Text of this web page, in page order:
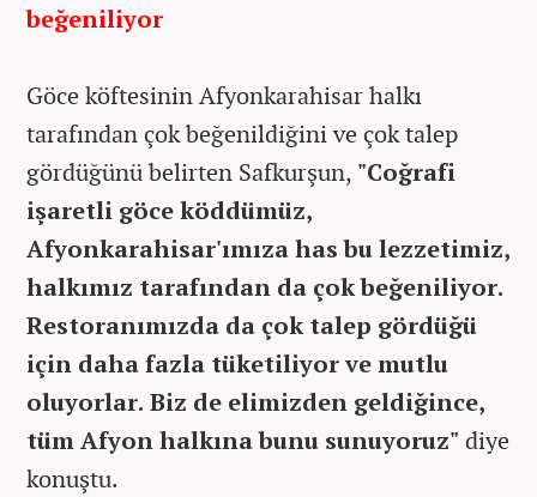
beğeniliyor
Göce köftesinin Afyonkarahisar halkı
tarafından çok beğenildiğini ve çok talep
gördüğünü belirten Safkurşun, "Coğrafi
işaretli göce köddümüz,
Afyonkarahisar'ımıza has bu lezzetimiz,
halkımız tarafından da çok beğeniliyor.
Restoranımızda da çok talep gördüğü
için daha fazla tüketiliyor ve mutlu
oluyorlar. Biz de elimizden geldiğince,
tüm Afyon halkına bunu sunuyoruz" diye
konuştu.